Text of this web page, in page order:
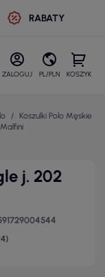
RABATY
ZALOGUJ PL/PLN KOSZYK
Koszulki Polo Męskie
j. 202